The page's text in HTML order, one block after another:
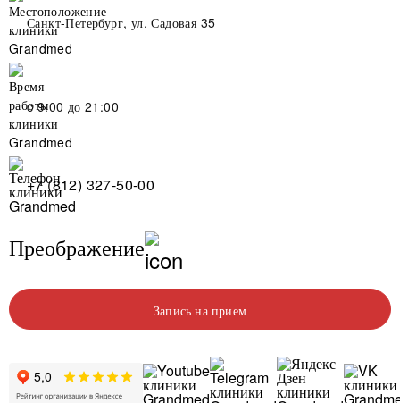
Санкт-Петербург, ул. Садовая 35
c 9:00 до 21:00
+7 (812) 327-50-00
Преображение
Запись на прием